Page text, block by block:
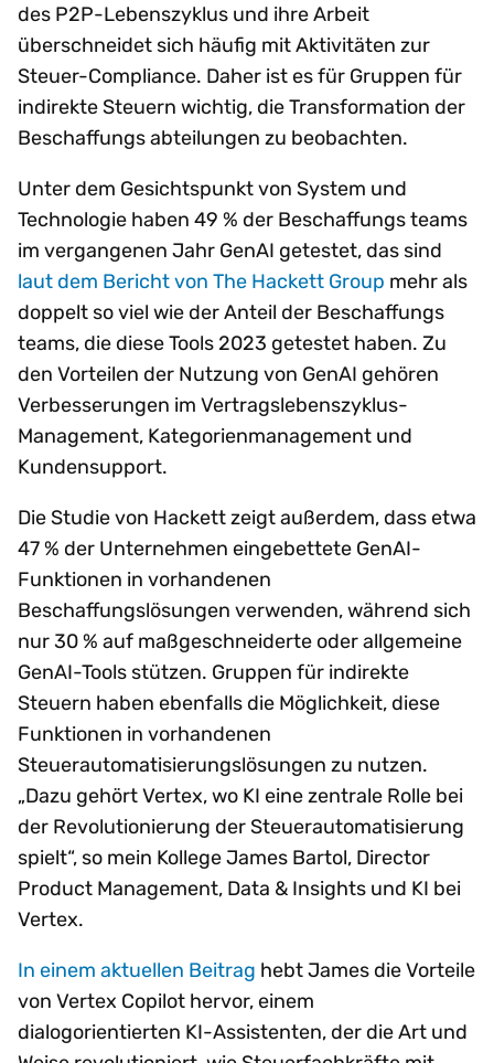
des P2P-Lebenszyklus und ihre Arbeit
überschneidet sich häufig mit Aktivitäten zur
Steuer-Compliance. Daher ist es für Gruppen für
indirekte Steuern wichtig, die Transformation der
Beschaffungs abteilungen zu beobachten.
Unter dem Gesichtspunkt von System und
Technologie haben 49 % der Beschaffungs teams
im vergangenen Jahr GenAI getestet, das sind
laut dem Bericht von The Hackett Group mehr als
doppelt so viel wie der Anteil der Beschaffungs
teams, die diese Tools 2023 getestet haben. Zu
den Vorteilen der Nutzung von GenAI gehören
Verbesserungen im Vertragslebenszyklus-
Management, Kategorienmanagement und
Kundensupport.
Die Studie von Hackett zeigt außerdem, dass etwa
47 % der Unternehmen eingebettete GenAI-
Funktionen in vorhandenen
Beschaffungslösungen verwenden, während sich
nur 30 % auf maßgeschneiderte oder allgemeine
GenAI-Tools stützen. Gruppen für indirekte
Steuern haben ebenfalls die Möglichkeit, diese
Funktionen in vorhandenen
Steuerautomatisierungslösungen zu nutzen.
„Dazu gehört Vertex, wo KI eine zentrale Rolle bei
der Revolutionierung der Steuerautomatisierung
spielt“, so mein Kollege James Bartol, Director
Product Management, Data & Insights und KI bei
Vertex.
In einem aktuellen Beitrag hebt James die Vorteile
von Vertex Copilot hervor, einem
dialogorientierten KI-Assistenten, der die Art und